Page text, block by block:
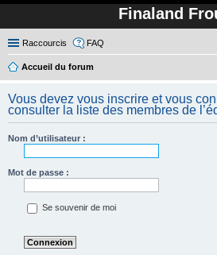
Finaland
Raccourcis FAQ
Accueil du forum
Vous devez vous inscrire et vous
consulter la liste des membres de
Nom d’utilisateur :
Mot de passe :
Se souvenir de moi